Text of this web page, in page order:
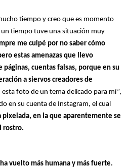
tiempo y creo que es momento
tiempo tuve una situación muy
me culpé por no saber cómo
estas amenazas que llevo
cuentas falsas, porque en su
a siervos creadores de
esta foto de un tema delicado para mí”,
en su cuenta de Instagram, el cual
pixelada, en la que aparentemente se
rostro.
vuelto más humana y más fuerte.